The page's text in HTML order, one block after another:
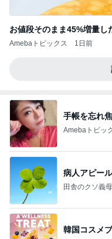
お値段そのまま45%増量し
Amebaトピックス 1日前
手帳を忘れ
Amebaトピッ
病人アピー
田舎のクソ義
韓国コスメ